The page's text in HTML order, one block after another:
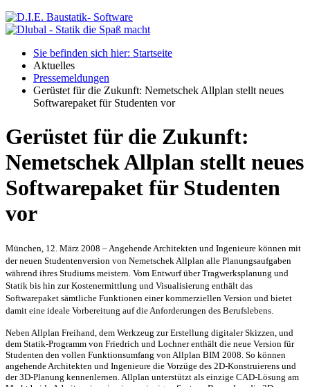
Sie befinden sich hier: Startseite
Aktuelles
Pressemeldungen
Gerüstet für die Zukunft: Nemetschek Allplan stellt neues
Softwarepaket für Studenten vor
Gerüstet für die Zukunft:
Nemetschek Allplan stellt neues
Softwarepaket für Studenten
vor
München, 12. März 2008 – Angehende Architekten und Ingenieure können mit
der neuen Studentenversion von Nemetschek Allplan alle Planungsaufgaben
während ihres Studiums meistern. Vom Entwurf über Tragwerksplanung und
Statik bis hin zur Kostenermittlung und Visualisierung enthält das
Softwarepaket sämtliche Funktionen einer kommerziellen Version und bietet
damit eine ideale Vorbereitung auf die Anforderungen des Berufslebens.
Neben Allplan Freihand, dem Werkzeug zur Erstellung digitaler Skizzen, und
dem Statik-Programm von Friedrich und Lochner enthält die neue Version für
Studenten den vollen Funktionsumfang von Allplan BIM 2008. So können
angehende Architekten und Ingenieure die Vorzüge des 2D-Konstruierens und
der 3D-Planung kennenlernen. Allplan unterstützt als einzige CAD-Lösung am